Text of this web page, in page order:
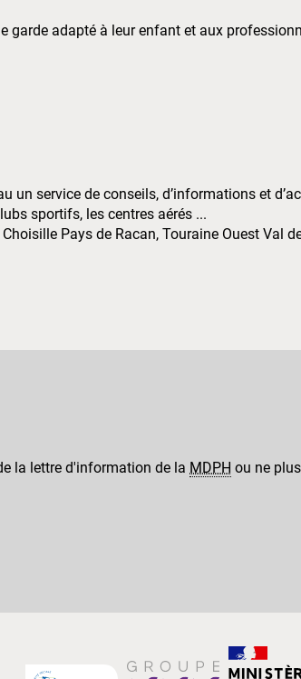
garde adapté à leur enfant et aux
un service de conseils, d’informations et
sportifs, les centres aérés ...
Pays de Racan, Touraine Ouest Val
la lettre d'information de la MDPH ou ne